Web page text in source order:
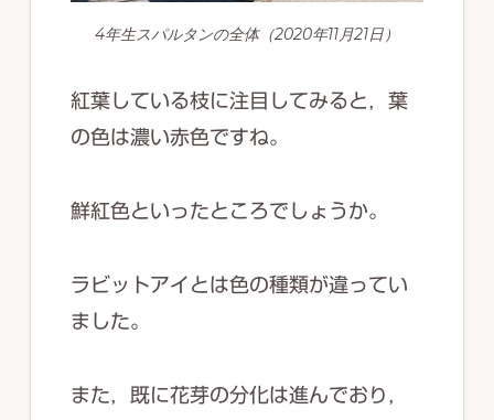
4年生スパルタンの全体（2020年11月21日）
紅葉している枝に注目してみると，葉
の色は濃い赤色ですね。
鮮紅色といったところでしょうか。
ラビットアイとは色の種類が違ってい
ました。
また，既に花芽の分化は進んでおり，